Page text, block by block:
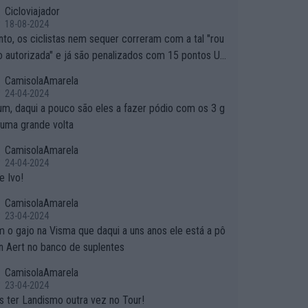
Cicloviajador
18-08-2024
os ciclistas nem sequer correram com a tal "rou
autorizada" e já são penalizados com 15 pontos UC
entende... Mas penalizar os atletas retirando-lhes
Isto é roubar na secretaria o que os atletas con
na estrada!
CamisolaAmarela
24-04-2024
daqui a pouco são eles a fazer pódio com os 3 g
grande volta
CamisolaAmarela
24-04-2024
Ivo!
CamisolaAmarela
23-04-2024
o gajo na Visma que daqui a uns anos ele está a pô
Aert no banco de suplentes
CamisolaAmarela
23-04-2024
ter Landismo outra vez no Tour!